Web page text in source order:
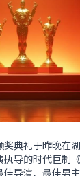
典礼于昨晚在
导的时代巨制
导演、最佳男